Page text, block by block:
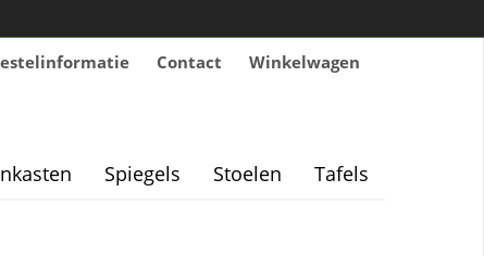
Contact Winkelwagen
Spiegels Stoelen Tafels